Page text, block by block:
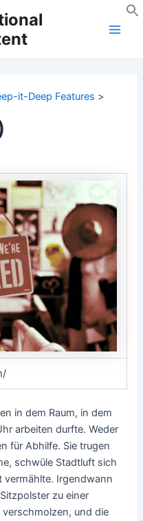
it-Deep Features
in dem Raum, in dem
arbeiten durfte. Weder
für Abhilfe. Sie trugen
schwüle Stadtluft sich
vermählte. Irgendwann
zu einer
und die